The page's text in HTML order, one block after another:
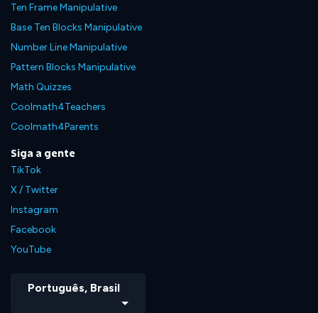
Ten Frame Manipulative
Base Ten Blocks Manipulative
Number Line Manipulative
Pattern Blocks Manipulative
Math Quizzes
Coolmath4Teachers
Coolmath4Parents
Siga a gente
TikTok
X / Twitter
Instagram
Facebook
YouTube
Português, Brasil